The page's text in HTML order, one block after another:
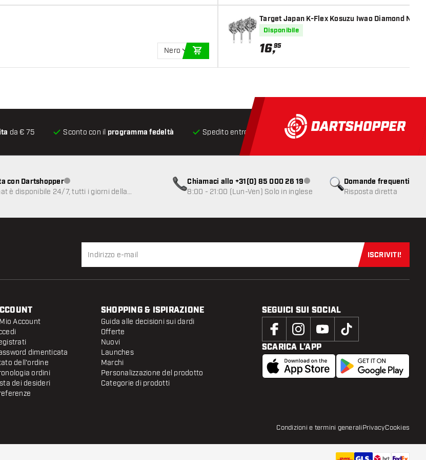
AGGIUNGI AL CARRELLO
Nero
AGGIUNGI AL CARRELLO
Target Japan K-Flex Kosuzu Iwao Diamond NO6
Disponibile
16,95
da € 75 Sconto con il programma fedeltà Spedito entro 24 ore Spedizione gratuitada € 75
Domande frequenti
Risposta diretta
con DartshopperServizio clienti non disponibile
è disponibile 24/7, tutti i giorni della
Chiamaci allo +31(0) 85 000 26 19Servizio clienti non disponibile
8:00 - 21:00 (Lun-Ven) Solo in inglese
Iscriviti
ISCRIVITI!
Account
dimenticata
dell'ordine
ordini
dei desideri
SHOPPING & ISPIRAZIONE
Guida alle decisioni sui dardi
Offerte
Nuovi
Launches
Marchi
Personalizzazione del prodotto
Categorie di prodotti
SEGUICI SUI SOCIAL
SCARICA L’APP
Condizioni e termini generaliPrivacyCookies